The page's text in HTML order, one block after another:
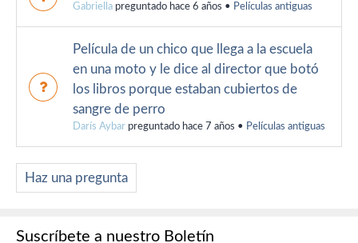
Gabriella preguntado hace 6 años • Películas antiguas
Película de un chico que llega a la escuela
en una moto y le dice al director que botó
los libros porque estaban cubiertos de
sangre de perro
Darís Aybar preguntado hace 7 años • Películas antiguas
Haz una pregunta
Suscríbete a nuestro Boletín